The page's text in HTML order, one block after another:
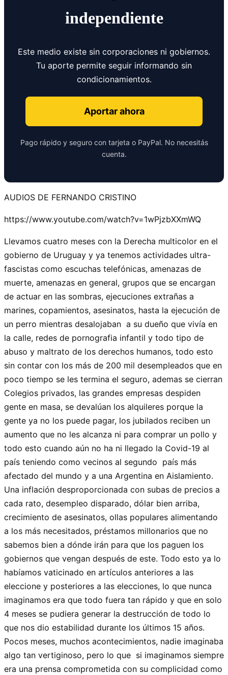
independiente
Este medio existe sin corporaciones ni gobiernos.
Tu aporte permite seguir informando sin
condicionamientos.
Aportar ahora
Pago rápido y seguro con tarjeta o PayPal. No necesitás
cuenta.
AUDIOS DE FERNANDO CRISTINO
https://www.youtube.com/watch?v=1wPjzbXXmWQ
Llevamos cuatro meses con la Derecha multicolor en el
gobierno de Uruguay y ya tenemos actividades ultra-
fascistas como escuchas telefónicas, amenazas de
muerte, amenazas en general, grupos que se encargan
de actuar en las sombras, ejecuciones extrañas a
marines, copamientos, asesinatos, hasta la ejecución de
un perro mientras desalojaban a su dueño que vivía en
la calle, redes de pornografia infantil y todo tipo de
abuso y maltrato de los derechos humanos, todo esto
sin contar con los más de 200 mil desempleados que en
poco tiempo se les termina el seguro, ademas se cierran
Colegios privados, las grandes empresas despiden
gente en masa, se devalúan los alquileres porque la
gente ya no los puede pagar, los jubilados reciben un
aumento que no les alcanza ni para comprar un pollo y
todo esto cuando aún no ha ni llegado la Covid-19 al
país teniendo como vecinos al segundo país más
afectado del mundo y a una Argentina en Aislamiento.
Una inflación desproporcionada con subas de precios a
cada rato, desempleo disparado, dólar bien arriba,
crecimiento de asesinatos, ollas populares alimentando
a los más necesitados, préstamos millonarios que no
sabemos bien a dónde irán para que los paguen los
gobiernos que vengan después de este. Todo esto ya lo
habíamos vaticinado en artículos anteriores a las
eleccione y posteriores a las elecciones, lo que nunca
imaginamos era que todo fuera tan rápido y que en solo
4 meses se pudiera generar la destrucción de todo lo
que nos dio estabilidad durante los últimos 15 años.
Pocos meses, muchos acontecimientos, nadie imaginaba
algo tan vertiginoso, pero lo que si imaginamos siempre
era una prensa comprometida con su complicidad como